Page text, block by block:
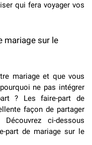
qui fera voyager vos
mariage sur le
mariage et que vous
ne pas intégrer
? Les faire-part de
façon de partager
ci-dessous
part de mariage sur le